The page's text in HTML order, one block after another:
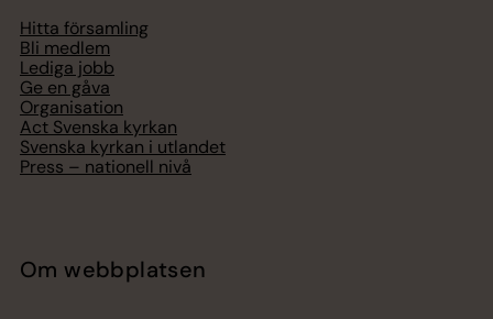
Hitta församling
Bli medlem
Lediga jobb
Ge en gåva
Organisation
Act Svenska kyrkan
Svenska kyrkan i utlandet
Press – nationell nivå
Om webbplatsen